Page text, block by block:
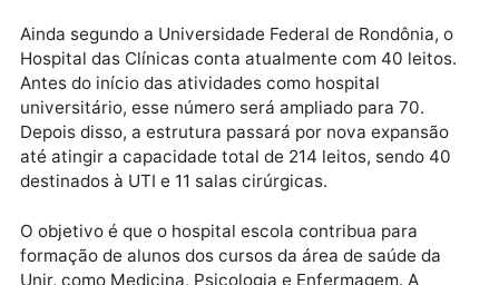
Empresa Brasileira de Serviços Hospitalares
investirão em obras, instalação de equipamentos e
ampliação, destinando R$ 85 milhões anuais para
custeio.
Ainda segundo a Universidade Federal de Rondônia,
Antes do início das atividades como hospital
universitário, esse número será ampliado para 70.